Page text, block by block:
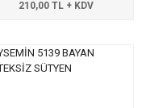
210,00 TL + KDV